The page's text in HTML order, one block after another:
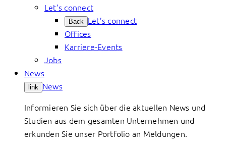
Let’s connect
Back Let’s connect
Offices
Karriere-Events
Jobs
News
link News
Informieren Sie sich über die aktuellen News und
Studien aus dem gesamten Unternehmen und
erkunden Sie unser Portfolio an Meldungen.